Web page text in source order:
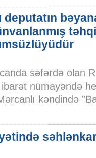
səfərdə olan
nümayəndə
kəndində